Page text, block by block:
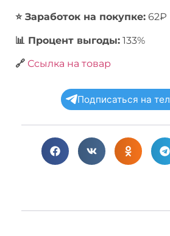
⭐️ Заработок на покупке: 62₽
📊 Процент выгоды: 133%
🔗 Ссылка на товар
Подписаться на